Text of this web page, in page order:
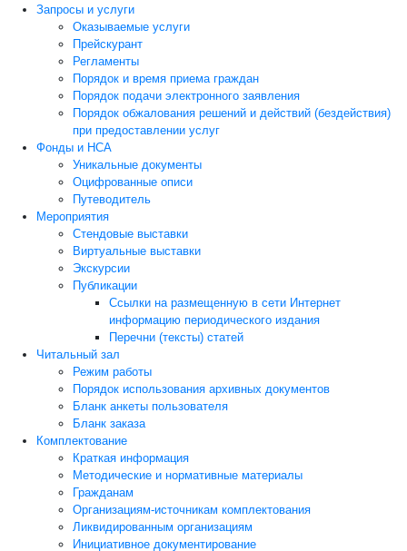
Запросы и услуги
Оказываемые услуги
Прейскурант
Регламенты
Порядок и время приема граждан
Порядок подачи электронного заявления
Порядок обжалования решений и действий (бездействия)
при предоставлении услуг
Фонды и НСА
Уникальные документы
Оцифрованные описи
Путеводитель
Мероприятия
Стендовые выставки
Виртуальные выставки
Экскурсии
Публикации
Ссылки на размещенную в сети Интернет
информацию периодического издания
Перечни (тексты) статей
Читальный зал
Режим работы
Порядок использования архивных документов
Бланк анкеты пользователя
Бланк заказа
Комплектование
Краткая информация
Методические и нормативные материалы
Гражданам
Организациям-источникам комплектования
Ликвидированным организациям
Инициативное документирование